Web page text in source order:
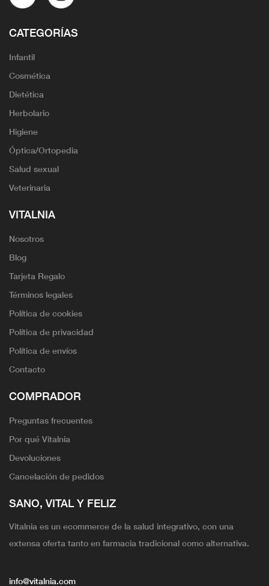
CATEGORÍAS
Infantil
Cosmética
Dietética
Herbolario
Higiene
Óptica/Ortopedia
Salud sexual
Veterinaria
VITALNIA
Nosotros
Blog
Tarjeta Regalo
Términos legales
Política de cookies
Política de privacidad
Política de envíos
Contacto
COMPRADOR
Preguntas frecuentes
Por qué Vitalnia
Devoluciones
Cancelación de pedidos
SANO, VITAL Y FELIZ
Vitalnia es un ecommerce de la salud integrativo, con una
extensa oferta tanto en farmacia tradicional como alternativa.
info@vitalnia.com